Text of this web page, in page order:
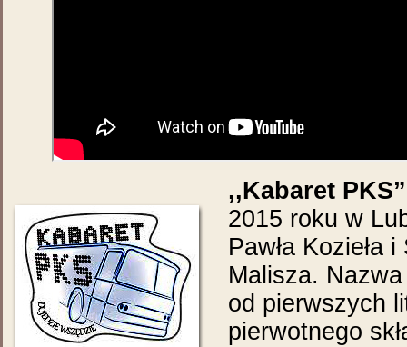
,,Kabaret PKS”
2015 roku w
Pawła Kozieła
Malisza.
od pierwszych
pierwotnego